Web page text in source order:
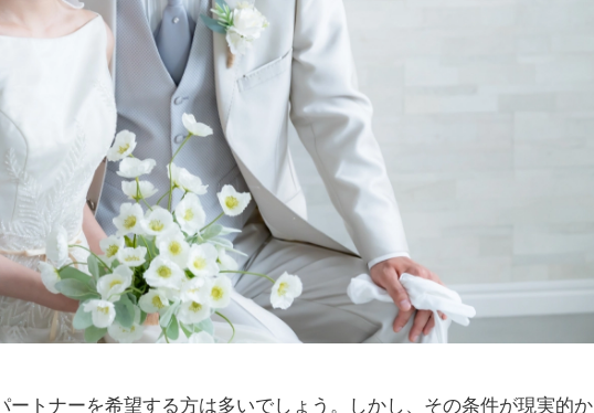
トナーを希望する方は多いでしょう。しかし、その条件が現実的か